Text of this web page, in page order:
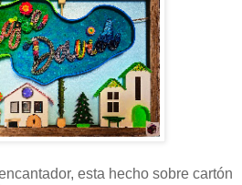
esta hecho sobre cartón